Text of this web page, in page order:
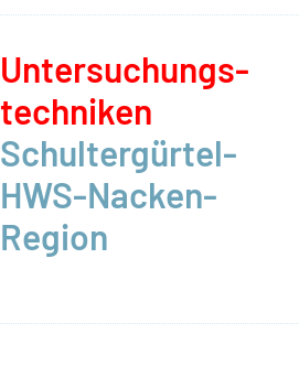
Unter­suchungs­
techniken
Schultergürtel-
HWS-Nacken-
Region